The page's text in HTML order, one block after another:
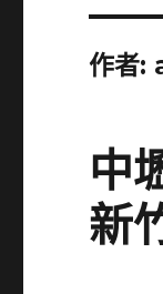
作者:
中
新